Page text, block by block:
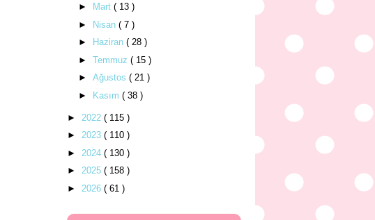
► Mart ( 13 )
►
Nisan ( 7 )
►
Haziran ( 28 )
► Temmuz ( 15 )
► Ağustos ( 21 )
►
Kasım ( 38 )
► 2022 ( 115 )
► 2023 ( 110 )
► 2024 ( 130 )
► 2025 ( 158 )
► 2026 ( 61 )